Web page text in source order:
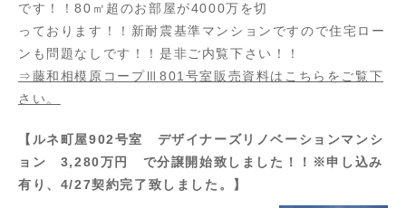
です！！80㎡超のお部屋が4000万を切
っております！！新耐震基準マンションですので住宅ロー
ンも問題なしです！！是非ご内覧下さい！！
⇒藤和相模原コープⅢ801号室販売資料はこちらをご覧下
さい。
【ルネ町屋902号室 デザイナーズリノベーションマンシ
ョン 3,280万円 で分譲開始致しました！！※申し込み
有り、4/27契約完了致しました。】